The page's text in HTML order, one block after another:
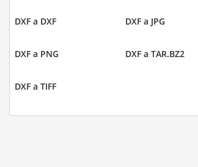
DXF a DXF DXF a JPG
DXF a PNG DXF a TAR.BZ2
DXF a TIFF